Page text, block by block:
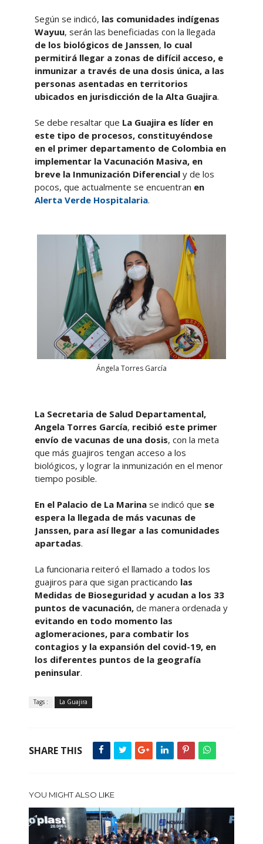
Según se indicó, las comunidades indígenas
Wayuu, serán las beneficiadas con la llegada
de los biológicos de Janssen, lo cual
permitirá llegar a zonas de difícil acceso, e
inmunizar a través de una dosis única, a las
personas asentadas en territorios
ubicados en jurisdicción de la Alta Guajira.
Se debe resaltar que La Guajira es líder en
este tipo de procesos, constituyéndose
en el primer departamento de Colombia en
implementar la Vacunación Masiva, en
breve la Inmunización Diferencial y de los
pocos, que actualmente se encuentran en
Alerta Verde Hospitalaria.
Ángela Torres García
La Secretaria de Salud Departamental,
Angela Torres García, recibió este primer
envío de vacunas de una dosis, con la meta
que más guajiros tengan acceso a los
biológicos, y lograr la inmunización en el menor
tiempo posible.
En el Palacio de La Marinase indicó que se
espera la llegada de más vacunas de
Janssen, para así llegar a las comunidades
apartadas.
La funcionaria reiteró el llamado a todos los
guajiros para que sigan practicando las
Medidas de Bioseguridad y acudan a los 33
puntos de vacunación, de manera ordenada y
evitando en todo momento las
aglomeraciones, para combatir los
contagios y la expansión del covid-19, en
los diferentes puntos de la geografía
peninsular.
Tags : La Guajira
SHARE THIS
YOU MIGHT ALSO LIKE